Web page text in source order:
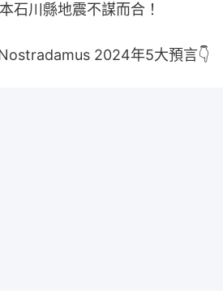
石川縣地震不謀而合！
2024年5大預言👇